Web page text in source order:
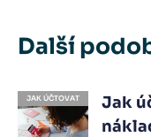
Další
JAK ÚČTOVAT
Jak